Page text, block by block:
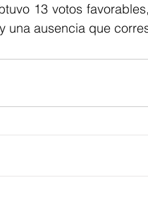
13 votos
una ausencia que